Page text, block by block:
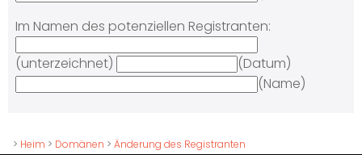
Im Namen des potenziellen Registranten:
(unterzeichnet)
(Datum)
(Name)
> Heim > Domänen > Änderung des Registranten